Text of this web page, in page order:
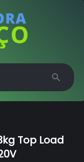
Search
Top Load